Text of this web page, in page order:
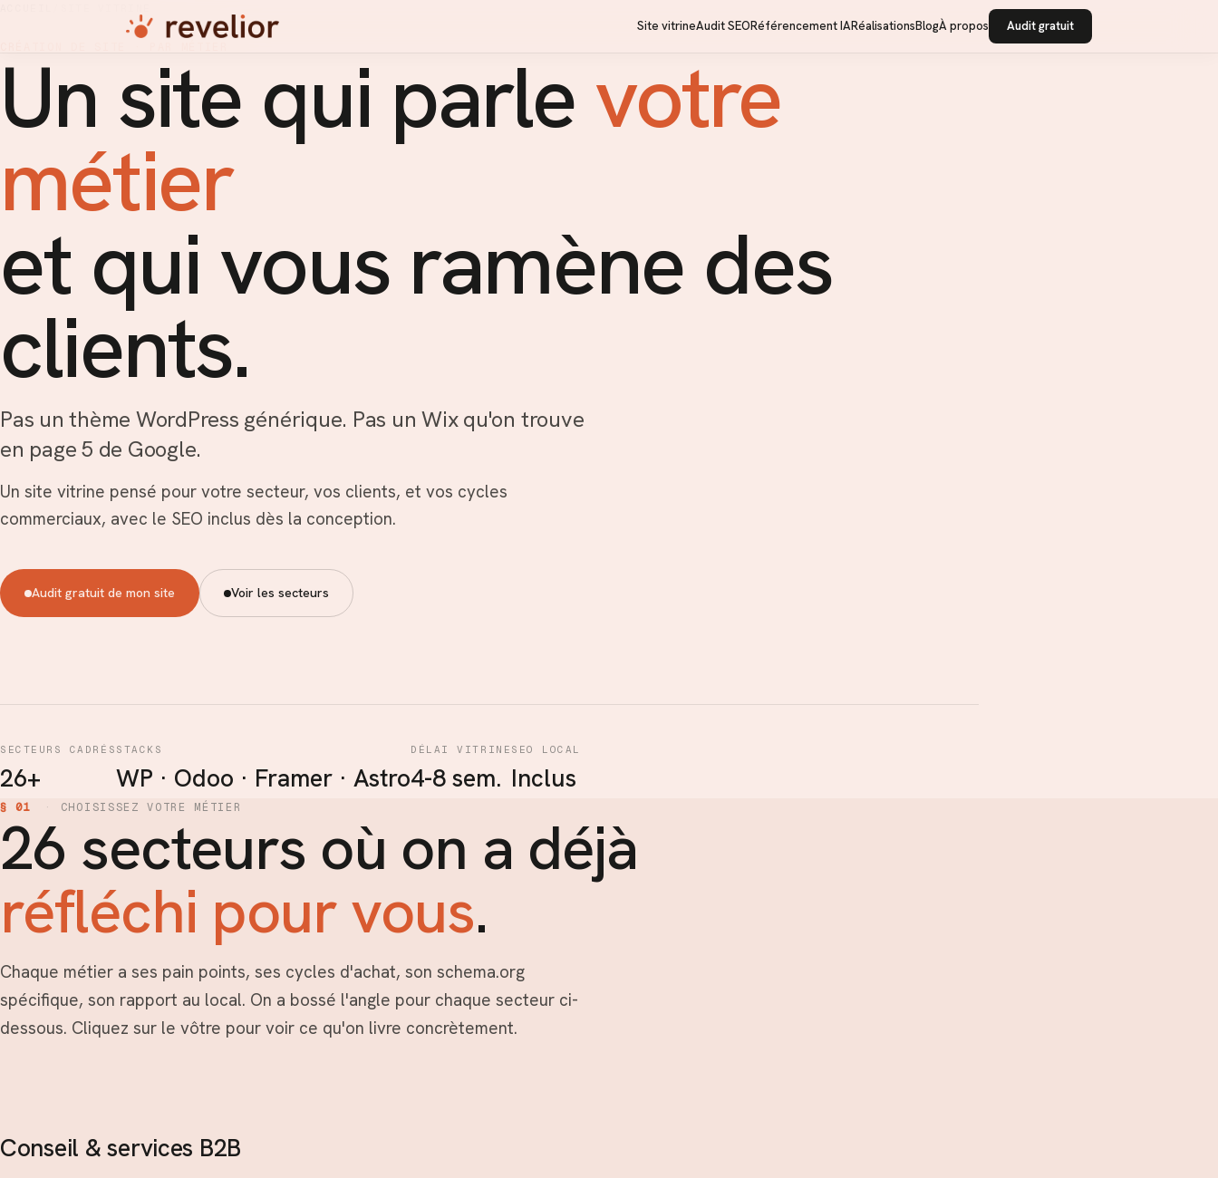
Site vitrineAudit SEORéférencement IARéalisationsBlogÀ propos Audit gratuit
Un site qui parlevotre
métier
et qui vous ramène des
clients.
Pas un thème WordPress générique. Pas un Wix qu'on trouve
en page 5 de Google.
Un site vitrine pensé pour votre secteur, vos clients, et vos cycles
commerciaux, avec le SEO inclus dès la conception.
Audit gratuit de mon site Voir les secteurs
SECTEURS CADRÉS
26+
STACKS
WP · Odoo · Framer · Astro
DÉLAI VITRINE
4-8 sem.
SEO LOCAL
Inclus
§ 01 · CHOISISSEZ VOTRE MÉTIER
26 secteurs où on a déjà
réfléchi pour vous.
Chaque métier a ses pain points, ses cycles d'achat, son schema.org
spécifique, son rapport au local. On a bossé l'angle pour chaque secteur ci-
dessous. Cliquez sur le vôtre pour voir ce qu'on livre concrètement.
Conseil & services B2B